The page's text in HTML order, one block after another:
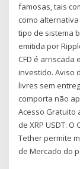
famosas, tais
como
tipo de sistema
emitida por
CFD é arriscada
investido. Aviso
livres sem
comporta não
Acesso Gratuito
de XRP USDT.
Tether permite
de Mercado do